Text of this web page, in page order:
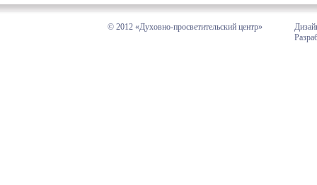
© 2012 «Духовно-просветительский центр»